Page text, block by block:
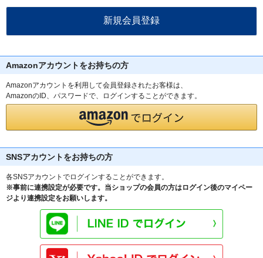
Amazonアカウントをお持ちの方
Amazonアカウントを利用して会員登録されたお客様は、
AmazonのID、パスワードで、ログインすることができます。
SNSアカウントをお持ちの方
各SNSアカウントでログインすることができます。
※事前に連携設定が必要です。当ショップの会員の方はログイン後のマイペー
ジより連携設定をお願いします。